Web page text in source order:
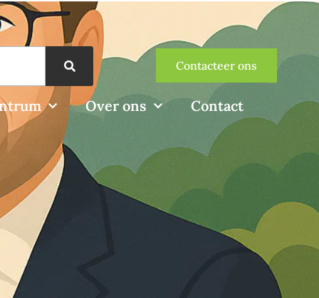
Contacteer ons
Over ons Contact